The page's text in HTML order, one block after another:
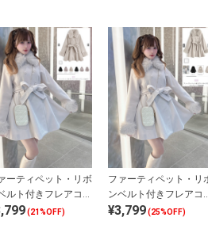
ーティペット・リボ
ルト付きフレアコー
(21%OFF)
ファーティペット・リ
ンベルト付きフレアコ
ト
¥3,799(25%OFF)